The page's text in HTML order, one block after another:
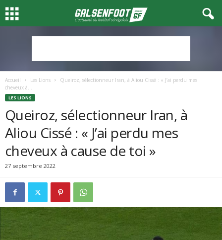
Accueil Les Lions
Queiroz, sélectionneur Iran, à Aliou Cissé : « J’ai perdu mes
cheveux à...
LES LIONS
Queiroz, sélectionneur Iran, à
Aliou Cissé : « J’ai perdu mes
cheveux à cause de toi »
27 septembre 2022